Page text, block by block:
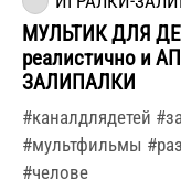
МУЛЬТИК ДЛЯ
реалистично и
ЗАЛИПАЛКИ
#каналдлядетей
#мультфильмы
#челове